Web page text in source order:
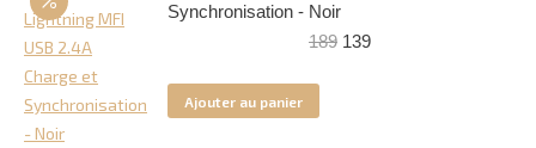
Synchronisation - Noir
189 Le
139Le
Ajouter au panier